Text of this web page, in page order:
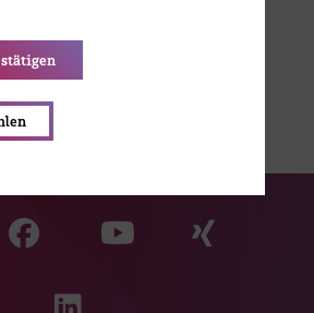
Zu unserer Facebook
Zu